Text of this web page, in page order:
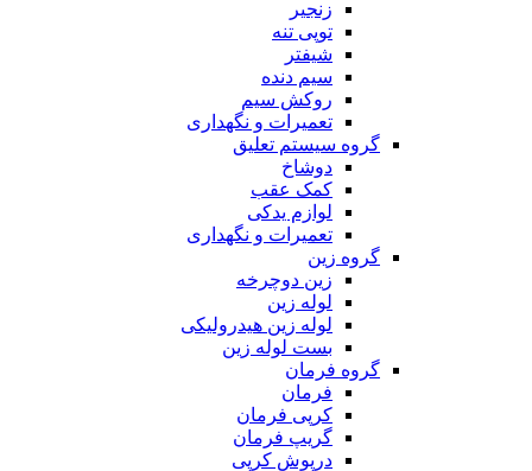
زنجیر
توپی تنه
شیفتر
سیم دنده
روکش سیم
تعمیرات و نگهداری
گروه سیستم تعلیق
دوشاخ
کمک عقب
لوازم یدکی
تعمیرات و نگهداری
گروه زین
زین دوچرخه
لوله زین
لوله زین هیدرولیکی
بست لوله زین
گروه فرمان
فرمان
کرپی فرمان
گریپ فرمان
درپوش کرپی